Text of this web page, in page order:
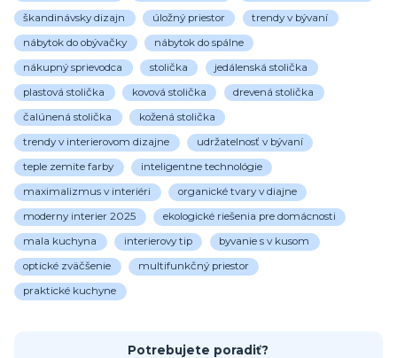
škandinávsky dizajn úložný priestor trendy v bývaní
nábytok do obývačky nábytok do spálne
nákupný sprievodca stolička jedálenská stolička
plastová stolička kovová stolička drevená stolička
čalúnená stolička kožená stolička
trendy v interierovom dizajne udržatelnosť v bývaní
teple zemite farby inteligentne technológie
maximalizmus v interiéri organické tvary v diajne
moderny interier 2025 ekologické riešenia pre domácnosti
mala kuchyna interierovy tip byvanie s v kusom
optické zväčšenie multifunkčný priestor
praktické kuchyne
Potrebujete poradiť?